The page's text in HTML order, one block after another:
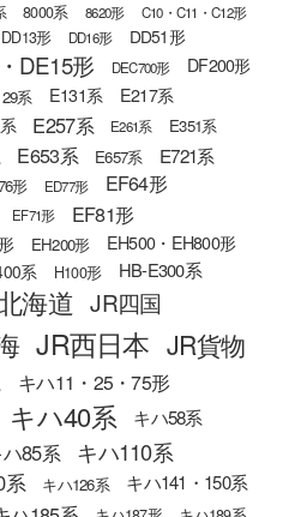
8000系 8620形
C10・C11・C12形
DD13形 DD16形 DD51形
DE15形 DEC700形 DF200形
系 E131系 E217系
E257系 E261系 E351系
E653系 E657系 E721系
形 ED77形 EF64形
EF71形
EF81形
EH200形 EH500・EH800形
系 H100形 HB-E300系
海道 JR四国
JR西日本 JR貨物
キハ11・25・75形
キハ40系 キハ58系
85系 キハ110系
系 キハ126系 キハ141・150系